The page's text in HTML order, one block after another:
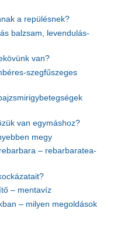
a repülésnek?
balzsam, levendulás-
van?
szegfűszeges
van egymáshoz?
megy
– rebarbaratea-
– mentavíz
– milyen megoldások